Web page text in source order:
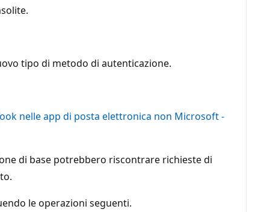
tipo di metodo di autenticazione.
nelle app di posta elettronica non Microsoft -
di base potrebbero riscontrare richieste di
le operazioni seguenti.